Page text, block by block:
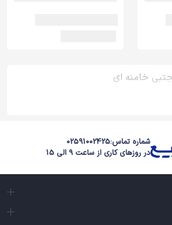
خامنه ای
شماره تماس:02591002425
در روزهای کاری از ساعت 9 الی 15